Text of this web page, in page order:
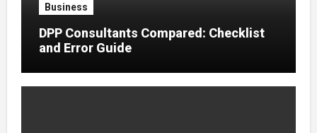
Business
DPP Consultants Compared: Checklist
and Error Guide